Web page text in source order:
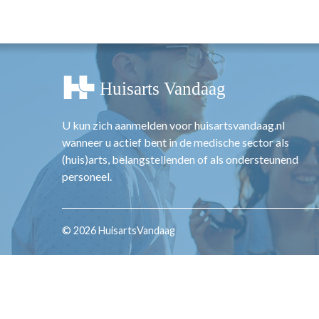
TARIEVEN
VPHUISARTSEN
MEDISCHE
INLOGGEN
REGISTRATIE
U kun zich aanmelden voor huisartsvandaag.nl
wanneer u actief bent in de medische sector als
(huis)arts, belangstellenden of als ondersteunend
personeel.
© 2026 HuisartsVandaag